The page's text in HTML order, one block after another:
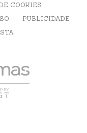
COOKIES
PUBLICIDADE